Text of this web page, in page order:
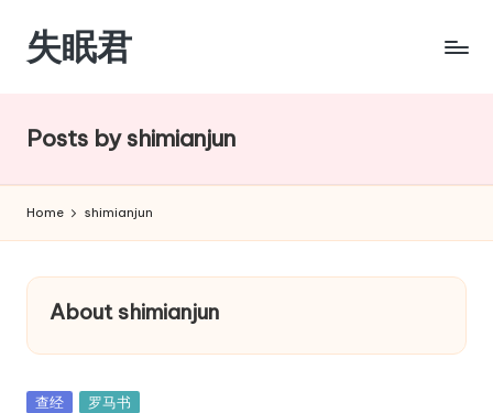
Skip失眠君
Posts by shimianjun
Home shimianjun
About shimianjun
Posted
查经 罗马书